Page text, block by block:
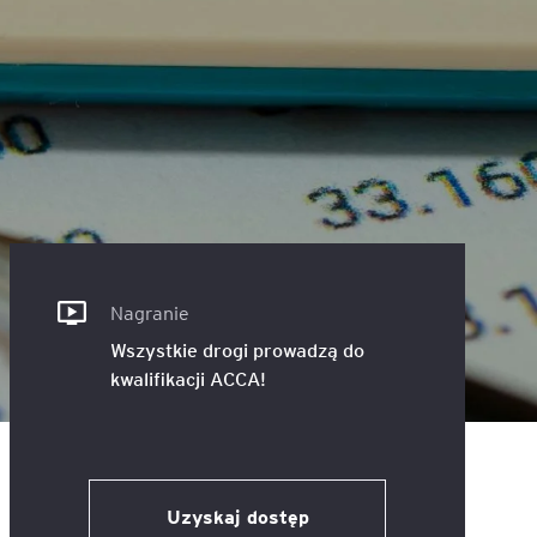
Agile
MSSF w praktyce – studia
podyplomowe
podyplomowe
Master of Business
Administration w Dąbrowie
Kawa z Ekspertem
People&Culture – podręczny
niezbędnik w świecie HR
Nagranie
Wszystkie drogi prowadzą do
kwalifikacji ACCA!
Uzyskaj dostęp